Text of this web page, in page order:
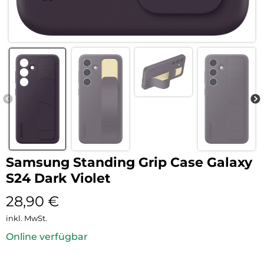
Samsung Standing Grip Case Galaxy
S24 Dark Violet
28,90 €
inkl. MwSt.
Online verfügbar